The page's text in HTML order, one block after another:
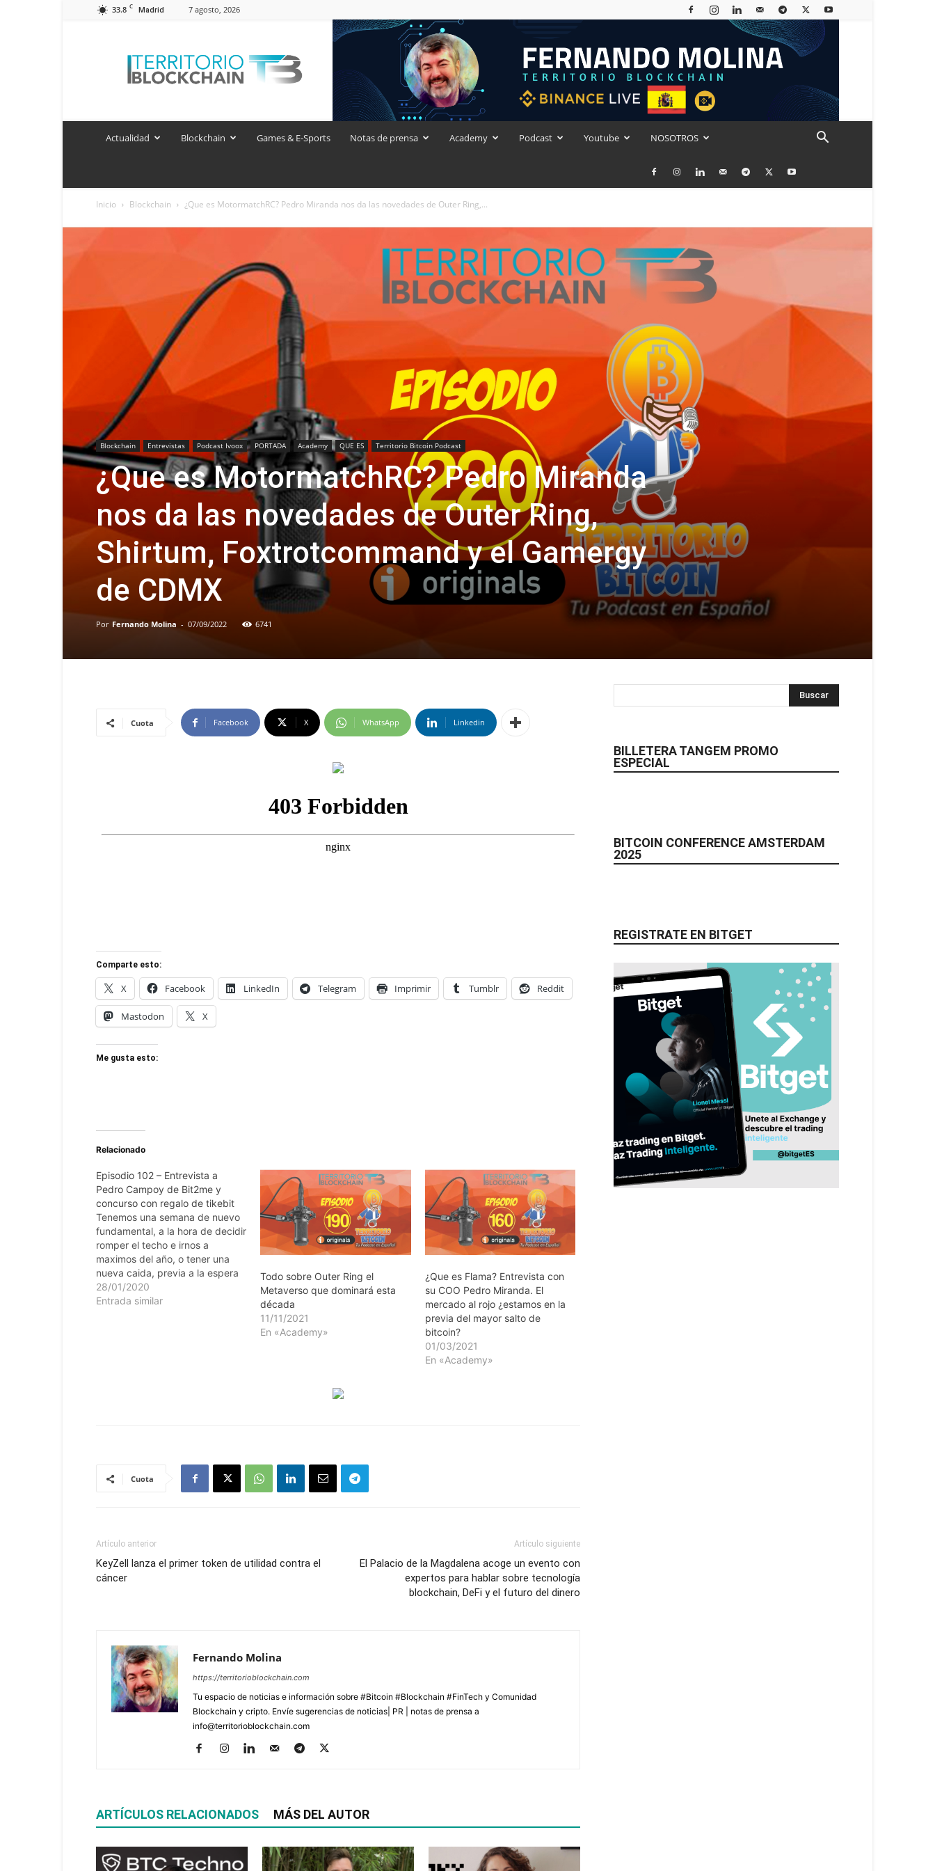
33.8 C Madrid 7 agosto, 2026
Blockchain
Actualidad Blockchain Games & E-Sports Notas de prensa Academy Podcast Youtube NOSOTROS
Inicio Blockchain ¿Que es MotormatchRC? Pedro Miranda nos da las novedades de Outer Ring,...
Blockchain Entrevistas Podcast Ivoox PORTADA Academy QUE ES Territorio Bitcoin Podcast
¿Que es MotormatchRC? Pedro Miranda
nos da las novedades de Outer Ring,
Shirtum, Foxtrotcommand y el Gamergy
de CDMX
Por Fernando Molina - 07/09/2022 6741
Cuota Facebook X WhatsApp Linkedin
Comparte esto:
X Facebook LinkedIn Telegram Imprimir Tumblr Reddit
Mastodon X
Me gusta esto:
Relacionado
Episodio 102 – Entrevista a
Pedro Campoy de Bit2me y
concurso con regalo de tikebit
Tenemos una semana de nuevo
fundamental, a la hora de decidir
romper el techo e irnos a
maximos del año, o tener una
nueva caida, previa a la espera
subida, una incertidumbre que
está estremeciendo al mercado.
28/01/2020
Entrada similar
Todo sobre Outer Ring el
Metaverso que dominará esta
década
11/11/2021
En «Academy»
¿Que es Flama? Entrevista con
su COO Pedro Miranda. El
mercado al rojo ¿estamos en la
previa del mayor salto de
bitcoin?
01/03/2021
En «Academy»
Cuota
Artículo anterior
KeyZell lanza el primer token de utilidad contra el
cáncer
Artículo siguiente
El Palacio de la Magdalena acoge un evento con
expertos para hablar sobre tecnología
blockchain, DeFi y el futuro del dinero
Fernando Molina
https://territorioblockchain.com
Tu espacio de noticias e información sobre #Bitcoin #Blockchain #FinTech y Comunidad
Blockchain y cripto. Envíe sugerencias de noticias| PR | notas de prensa a
info@territorioblockchain.com
ARTÍCULOS RELACIONADOS MÁS DEL AUTOR
BILLETERA TANGEM PROMO
ESPECIAL
BITCOIN CONFERENCE AMSTERDAM
2025
REGISTRATE EN BITGET